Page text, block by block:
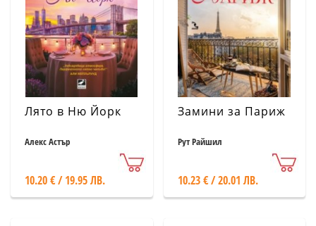
Лято в Ню Йорк
Алекс Астър
10.20 € / 19.95 ЛВ.
Замини за Париж
Рут Райшил
10.23 € / 20.01 ЛВ.